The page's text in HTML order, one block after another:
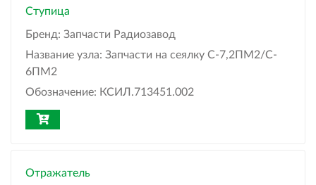
Ступица
Бренд: Запчасти Радиозавод
Название узла: Запчасти на сеялку С-7,2ПМ2/C-
6ПМ2
Обозначение: КСИЛ.713451.002
Отражатель